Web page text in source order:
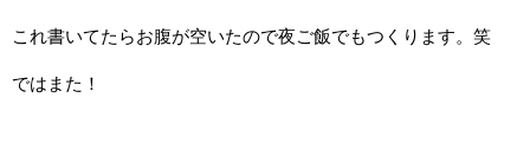
これ書いてたらお腹が空いたので夜ご飯でもつくります。笑
ではまた！